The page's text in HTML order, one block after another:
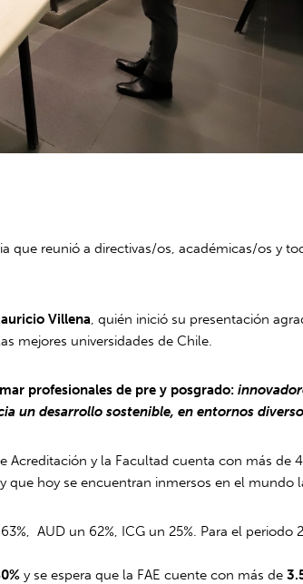
que reunió a directivas/os, académicas/os y
Villena, quién inició su presentación
mejores universidades de Chile.
profesionales de pre y posgrado:
un desarrollo sostenible, en entornos
y la Facultad cuenta con más de
y que hoy se encuentran inmersos en el mundo
AUD un 62%, ICG un 25%. Para el periodo
y se espera que la FAE cuente con más de